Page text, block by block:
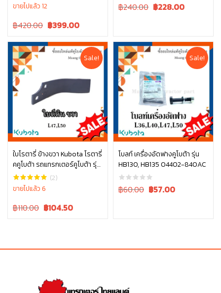
ขายไปแล้ว 12
Original
was:
฿420.00.
฿420.00 Current
is:
฿420.00.
฿399.00
Original
฿240.00 Current
฿228.00
Sale!
ใบโรตารี่ ข้างขวา Kubota โรตารี่
คคูโบต้า รถแทรกเตอร์คูโบต้า รุ่น
L4708 L5018 W9518-54071
(2)
ขายไปแล้ว 6
Original
฿110.00 Current
฿104.50
หยิบใส่ตะกร้า
Sale!
โบลท์ เครื่องอัดฟางคูโบต้า รุ่น
HB130, HB135 04402-840AC
Original
฿60.00 Current
฿57.00
หยิบใส่ตะกร้า